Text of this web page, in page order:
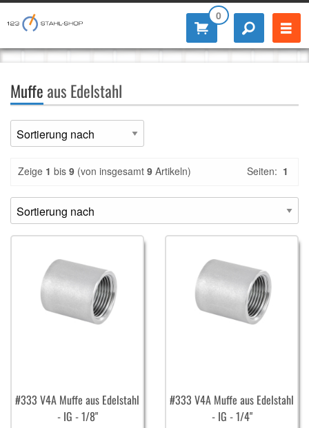
0
Muffe aus Edelstahl
Zeige 1 bis 9 (von insgesamt 9 Artikeln) Seiten: 1
#333 V4A Muffe aus Edelstahl
- IG - 1/8"
#333 V4A Muffe aus Edelstahl
- IG - 1/4"